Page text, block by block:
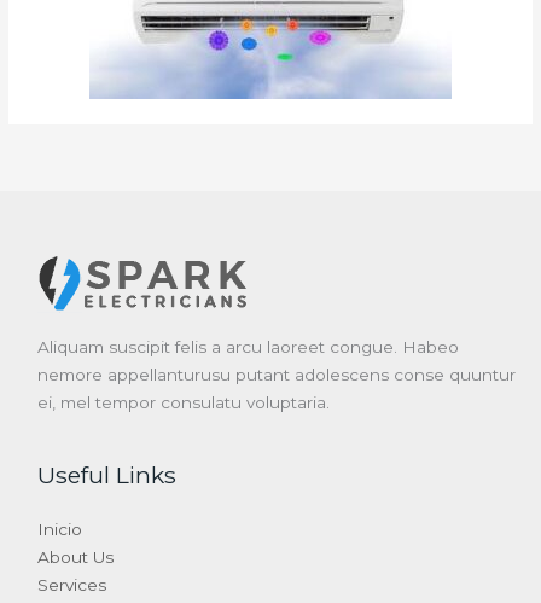
Aliquam suscipit felis a arcu laoreet congue. Habeo
nemore appellanturusu putant adolescens conse quuntur
ei, mel tempor consulatu voluptaria.
Useful Links
Inicio
About Us
Services